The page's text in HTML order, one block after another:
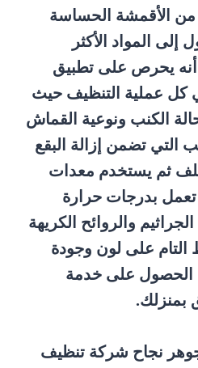
من الأقمشة الحساسة
المواد الأكثر
أنه يحرص على تطبيق
كل عملية التنظيف حيث
الكنب ونوعية القماش
التي تضمن إزالة البقع
ثم يستخدم معدات
تعمل بدرجات حرارة
والروائح الكريهة
التام على لون وجودة
الحصول على خدمة
بمنزلك.
نجاح شركة تنظيف